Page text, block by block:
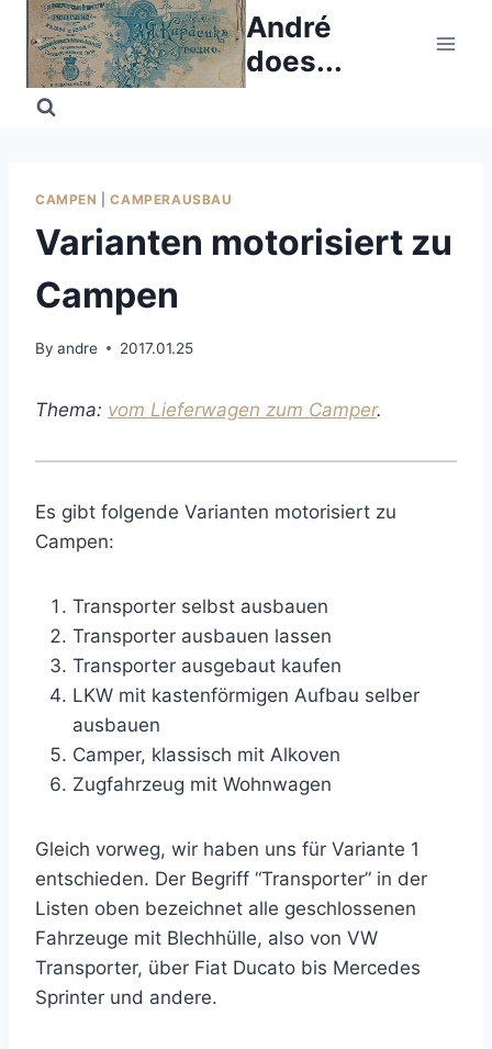
Skip
content
André
does...
CAMPEN |CAMPERAUSBAU
Varianten motorisiert zu
Campen
By andre 2017.01.25
Thema: vom Lieferwagen zum Camper.
Es gibt folgende Varianten motorisiert zu
Campen:
Transporter selbst ausbauen
Transporter ausbauen lassen
Transporter ausgebaut kaufen
LKW mit kastenförmigen Aufbau selber
ausbauen
Camper, klassisch mit Alkoven
Zugfahrzeug mit Wohnwagen
Gleich vorweg, wir haben uns für Variante 1
entschieden. Der Begriff “Transporter” in der
Listen oben bezeichnet alle geschlossenen
Fahrzeuge mit Blechhülle, also von VW
Transporter, über Fiat Ducato bis Mercedes
Sprinter und andere.